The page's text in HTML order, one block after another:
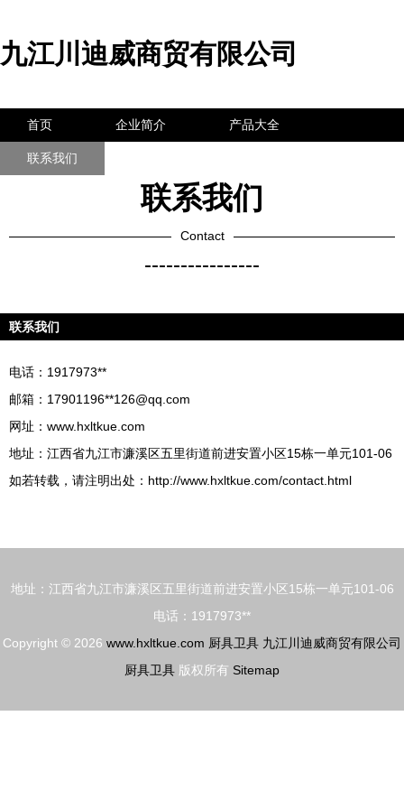
九江川迪威商贸有限公司
首页 企业简介 产品大全
联系我们
联系我们
Contact
----------------
联系我们
电话：1917973**
邮箱：17901196**126@qq.com
网址： www.hxltkue.com
地址：江西省九江市濂溪区五里街道前进安置小区15栋一单元101-06
如若转载，请注明出处：http://www.hxltkue.com/contact.html
地址：江西省九江市濂溪区五里街道前进安置小区15栋一单元101-06
电话：1917973**
Copyright © 2026 www.hxltkue.com 厨具卫具 九江川迪威商贸有限公司
厨具卫具 版权所有 Sitemap